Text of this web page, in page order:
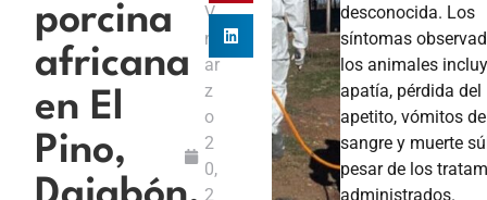
porcina
africana
en El
Pino,
V
m
ar
z
o
2
0,
2
desconocida. Los
síntomas
los animales
apatía, pérdida del
apetito, vómitos de
sangre y muerte
pesar de los
administrados. ​